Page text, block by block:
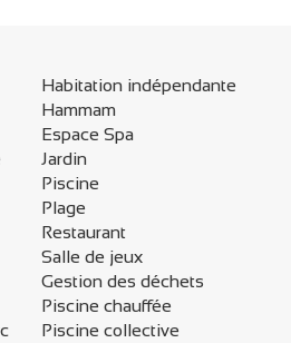
Habitation indépendante
Hammam
Espace Spa
Jardin
Piscine
Plage
Restaurant
Salle de jeux
Gestion des déchets
Piscine chauffée
Piscine collective